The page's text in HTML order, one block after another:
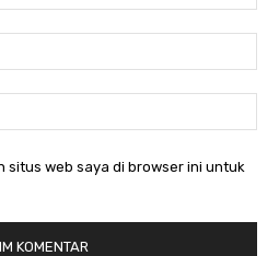
situs web saya di browser ini untuk